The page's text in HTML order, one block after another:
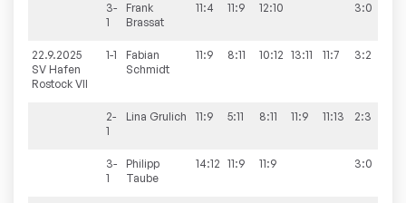
3-
1
Frank
Brassat
11:4 11:9 12:10 3:0
22.9.2025
SV Hafen
Rostock VII
1-1
Fabian
Schmidt
11:9 8:11 10:12 13:11 11:7 3:2
2-
1
Lina Grulich 11:9 5:11 8:11 11:9 11:13 2:3
3-
1
Philipp
Taube
14:12 11:9 11:9 3:0